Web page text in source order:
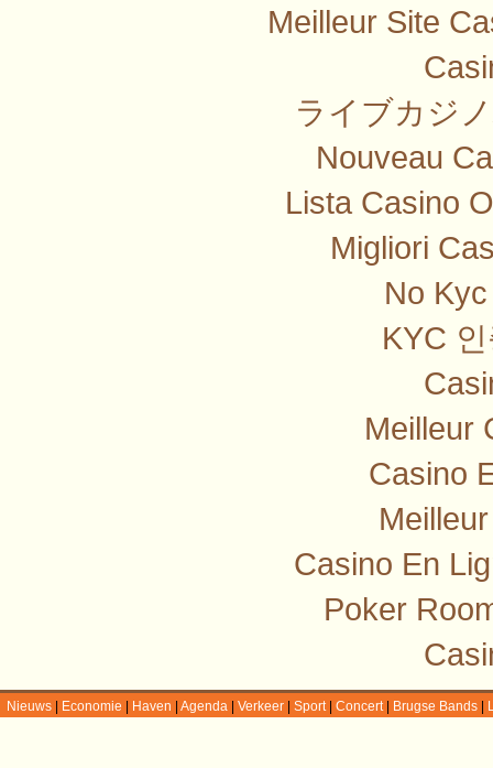
Meilleur Site
ライブカジ
Nouveau
Lista Casino
Migliori
No
KYC
Meilleur
Casino
Casino En
Poker
Nieuws Economie Haven Agenda Verkeer Sport| Concert| Brugse Bands